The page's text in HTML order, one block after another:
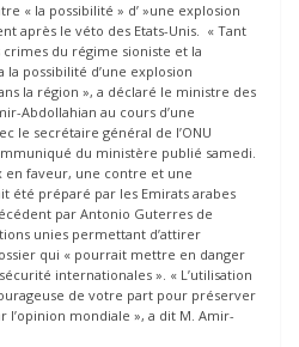
« la possibilité » d’ »une explosion
après le véto des Etats-Unis. « Tant
du régime sioniste et la
possibilité d’une explosion
la région », a déclaré le ministre des
Abdollahian au cours d’une
le secrétaire général de l’ONU
du ministère publié samedi.
en faveur, une contre et une
été préparé par les Emirats arabes
par Antonio Guterres de
unies permettant d’attirer
qui « pourrait mettre en danger
internationales ». « L’utilisation
de votre part pour préserver
l’opinion mondiale », a dit M. Amir-